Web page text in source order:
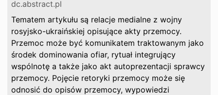
dc.abstract.pl
Tematem artykułu są relacje medialne z wojny
rosyjsko-ukraińskiej opisujące akty przemocy.
Przemoc może być komunikatem traktowanym jako
środek dominowania ofiar, rytuał integrujący
wspólnotę a także jako akt autoprezentacji sprawcy
przemocy. Pojęcie retoryki przemocy może się
odnosić do opisów przemocy, wypowiedzi